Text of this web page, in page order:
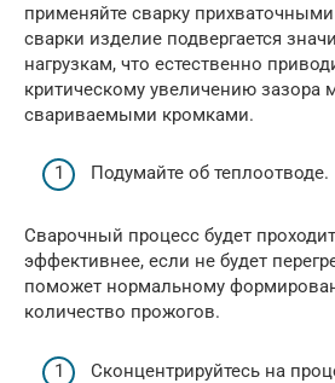
применяйте сварку
сварки изделие подвергается
нагрузкам, что естественно
критическому увеличению зазора
свариваемыми кромками.
Подумайте об теплоотводе.
Сварочный процесс будет
эффективнее, если не будет
поможет нормальному
количество прожогов.
Сконцентрируйтесь на